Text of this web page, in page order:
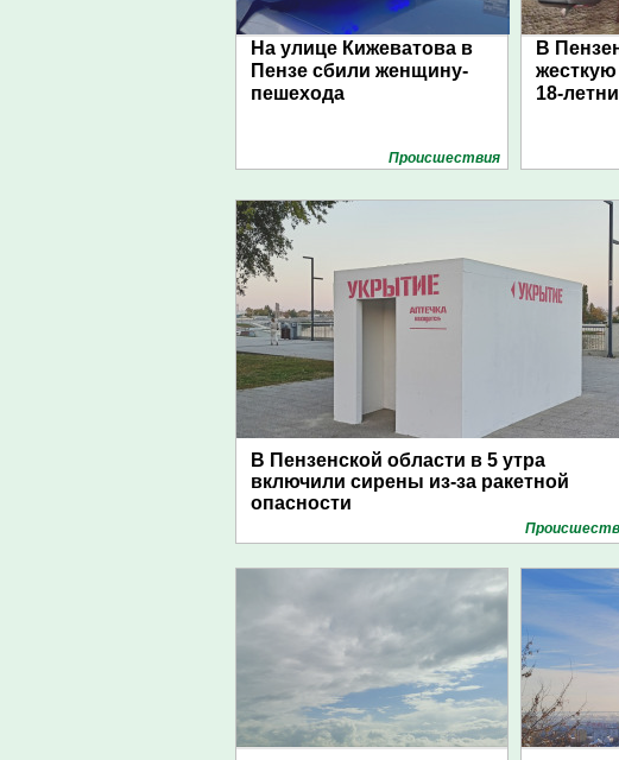
На улице Кижеватова в
Пензе сбили женщину-
пешехода
Проиcшествия
В
18-
В Пензенской области в 5 утра
включили сирены из-за ракетной
опасности